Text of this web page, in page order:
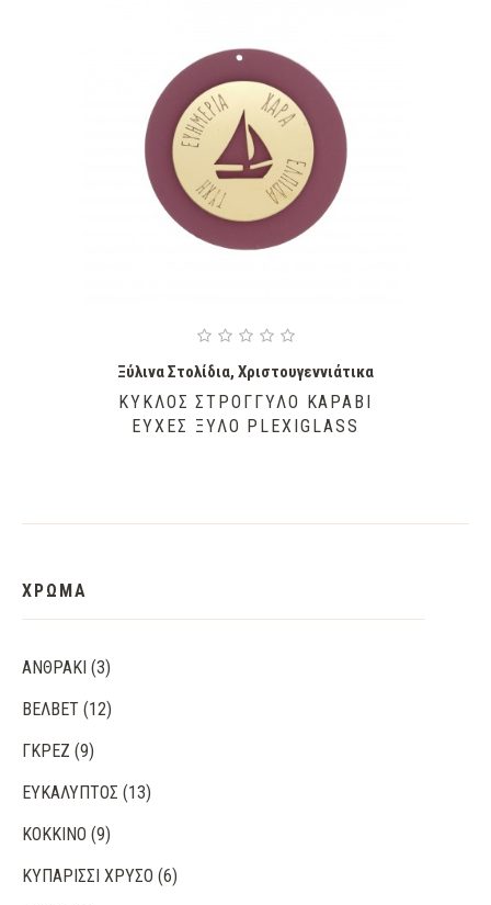
Ξύλινα Στολίδια, Χριστουγεννιάτικα
ΚΎΚΛΟΣ ΣΤΡΟΓΓΥΛΌ ΚΑΡΆΒΙ
ΕΥΧΈΣ ΞΎΛΟ PLEXIGLASS
ΧΡΩΜΑ
ΑΝΘΡΑΚΊ (3)
ΒΈΛΒΕΤ (12)
ΓΚΡΕΖ (9)
ΕΥΚΆΛΥΠΤΟΣ (13)
ΚΌΚΚΙΝΟ (9)
ΚΥΠΑΡΙΣΣΊ ΧΡΥΣΌ (6)